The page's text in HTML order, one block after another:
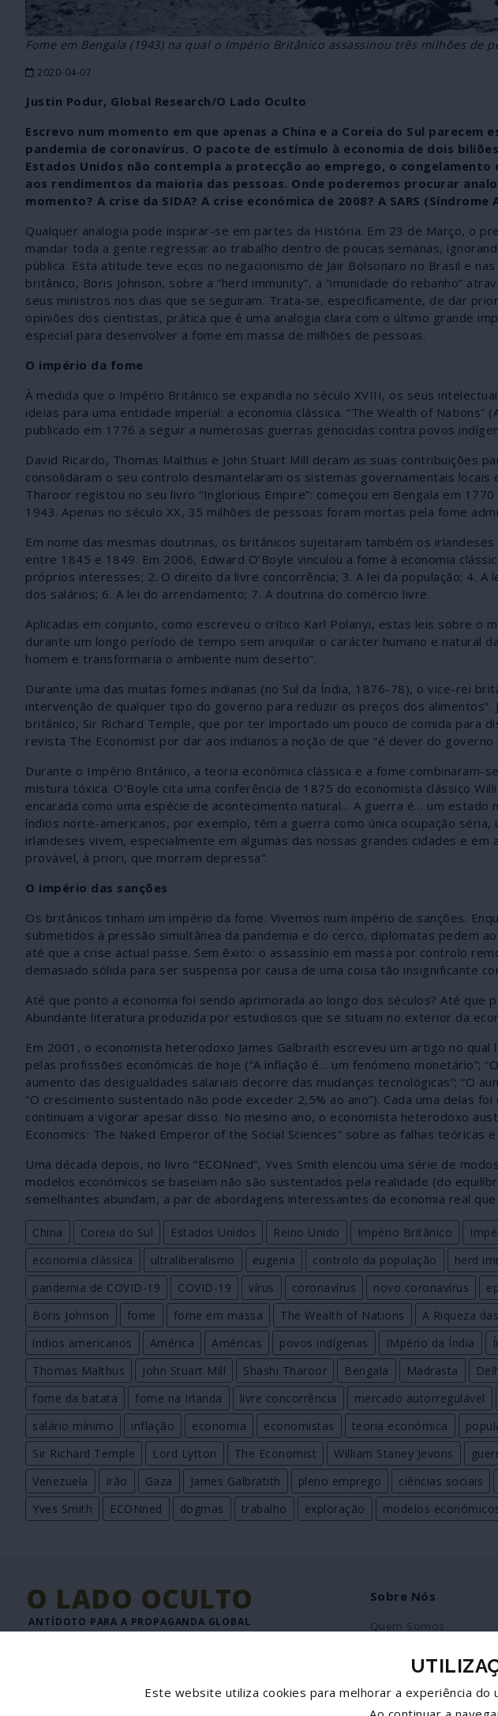
Fome em Bengala (1943) na qual o Império Britânico assassinou três milhões de
2020-04-07
Justin Podur, Global Research/O Lado Oculto
Escrevo num momento em que apenas a China e a Coreia do Sul
pandemia de coronavírus. O pacote de estímulo à economia de dois
Estados Unidos não contempla a protecção ao emprego, o
aos rendimentos da maioria das pessoas. Onde poderemos procurar
momento? A crise da SIDA? A crise económica de 2008? A SARS
Qualquer analogia pode inspirar-se em partes da História. Em 23 de Março, o
mandar toda a gente regressar ao trabalho dentro de poucas semanas,
pública. Esta atitude teve ecos no negacionismo de Jair Bolsonaro no Brasil e
britânico, Boris Johnson, sobre a “herd immunity”, a “imunidade do rebanho”
seus ministros nos dias que se seguiram. Trata-se, especificamente, de dar
opiniões dos cientistas, prática que é uma analogia clara com o último grande
especial para desenvolver a fome em massa de milhões de pessoas.
O império da fome
À medida que o Império Britânico se expandia no século XVIII, os seus
ideias para uma entidade imperial: a economia clássica. “The Wealth of Nations”
publicado em 1776 a seguir a numerosas guerras genocidas contra povos
David Ricardo, Thomas Malthus e John Stuart Mill deram as suas contribuições
consolidaram o seu controlo desmantelaram os sistemas governamentais locais
Tharoor registou no seu livro “Inglorious Empire”: começou em Bengala em
1943. Apenas no século XX, 35 milhões de pessoas foram mortas pela fome
Em nome das mesmas doutrinas, os britânicos sujeitaram também os
entre 1845 e 1849. Em 2006, Edward O’Boyle vinculou a fome à economia
próprios interesses; 2. O direito da livre concorrência; 3. A lei da população; 4.
dos salários; 6. A lei do arrendamento; 7. A doutrina do comércio livre.
Aplicadas em conjunto, como escreveu o crítico Karl Polanyi, estas leis sobre o
durante um longo período de tempo sem aniquilar o carácter humano e natural
homem e transformaria o ambiente num deserto”.
Durante uma das muitas fomes indianas (no Sul da Índia, 1876-78), o vice-rei
intervenção de qualquer tipo do governo para reduzir os preços dos alimentos”.
britânico, Sir Richard Temple, que por ter importado um pouco de comida para
revista The Economist por dar aos indianos a noção de que “é dever do governo
Durante o Império Britânico, a teoria económica clássica e a fome combinaram-
mistura tóxica. O’Boyle cita uma conferência de 1875 do economista clássico
encarada como uma espécie de acontecimento natural… A guerra é… um estado
índios norte-americanos, por exemplo, têm a guerra como única ocupação
irlandeses vivem, especialmente em algumas das nossas grandes cidades e
provável, à priori, que morram depressa”.
O império das sanções
Os britânicos tinham um império da fome. Vivemos num império de sanções.
submetidos à pressão simultânea da pandemia e do cerco, diplomatas pedem
até que a crise actual passe. Sem êxito: o assassínio em massa por controlo
demasiado sólida para ser suspensa por causa de uma coisa tão insignificante
Até que ponto a economia foi sendo aprimorada ao longo dos séculos? Até que
Abundante literatura produzida por estudiosos que se situam no exterior da
Em 2001, o economista heterodoxo James Galbraith escreveu um artigo no
pelas profissões económicas de hoje (“A inflação é… um fenómeno monetário”;
aumento das desigualdades salariais decorre das mudanças tecnológicas”; “O
“O crescimento sustentado não pode exceder 2,5% ao ano”). Cada uma delas
continuam a vigorar apesar disso. No mesmo ano, o economista heterodoxo
Economics: The Naked Emperor of the Social Sciences” sobre as falhas teóricas
Uma década depois, no livro “ECONned”, Yves Smith elencou uma série de
modelos económicos se baseiam não são sustentados pela realidade (do
semelhantes abundam, a par de abordagens interessantes da economia real
China Coreia do Sul Estados Unidos Reino Unido Império Britânico
economia clássica
ultraliberalismo eugenia controlo da população herd
pandemia de COVID-19
COVID-19 vírus coronavírus novo coronavírus
Boris Johnson
fome fome em massa The Wealth of Nations A Riqueza
índios americanos
América Américas povos indígenas IMpério da Índia
Thomas Malthus
John Stuart Mill Shashi Tharoor Bengala Madrasta
fome da batata
fome na Irlanda livre concorrência mercado autorregulável
salário mínimo
inflação economia economistas teoria económica
Sir Richard Temple
Lord Lytton The Economist William Staney Jevons
Venezuela
Irão Gaza James Galbratith pleno emprego ciências sociais
Yves Smith
ECONned dogmas trabalho exploração modelos
O LADO OCULTO
ANTÍDOTO PARA A PROPAGANDA GLOBAL
Sobre Nós
Quem Somos
Política de Privacidade
Este website utiliza cookies para melhorar a experiência